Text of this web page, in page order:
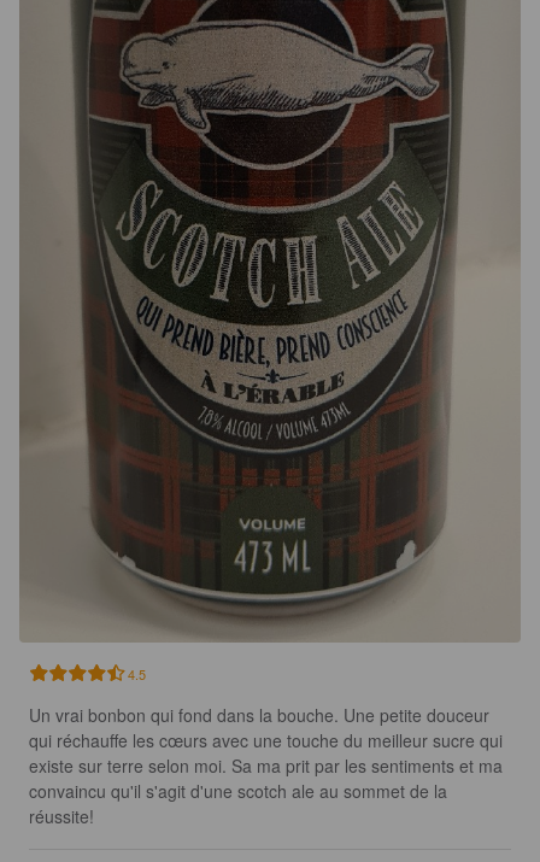
4.5
Un vrai bonbon qui fond dans la bouche. Une petite douceur
qui réchauffe les cœurs avec une touche du meilleur sucre qui
existe sur terre selon moi. Sa ma prit par les sentiments et ma
convaincu qu'il s'agit d'une scotch ale au sommet de la
réussite!